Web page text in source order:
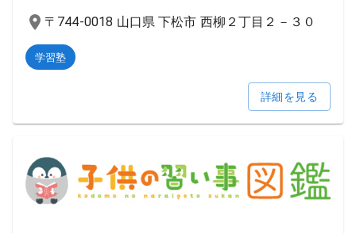
〒744-0018 山口県 下松市 西柳２丁目２－３０
学習塾
詳細を見る